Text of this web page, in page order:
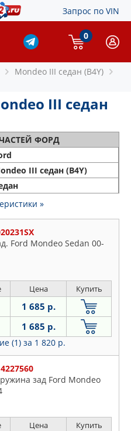
Запрос по VIN
0
Mondeo III седан (B4Y)
III седан
ФОРД
III седан (B4Y)
»
Ford Mondeo Sedan 00-
Цена Купить
1 685 р.
1 685 р.
(1) за 1 820 р.
4227560
зад Ford Mondeo
Цена Купить